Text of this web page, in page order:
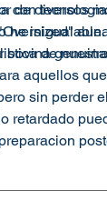
de diversos
he inigualable.
con
de
aquellos
sin perder
bovina
retardado
CON
DE